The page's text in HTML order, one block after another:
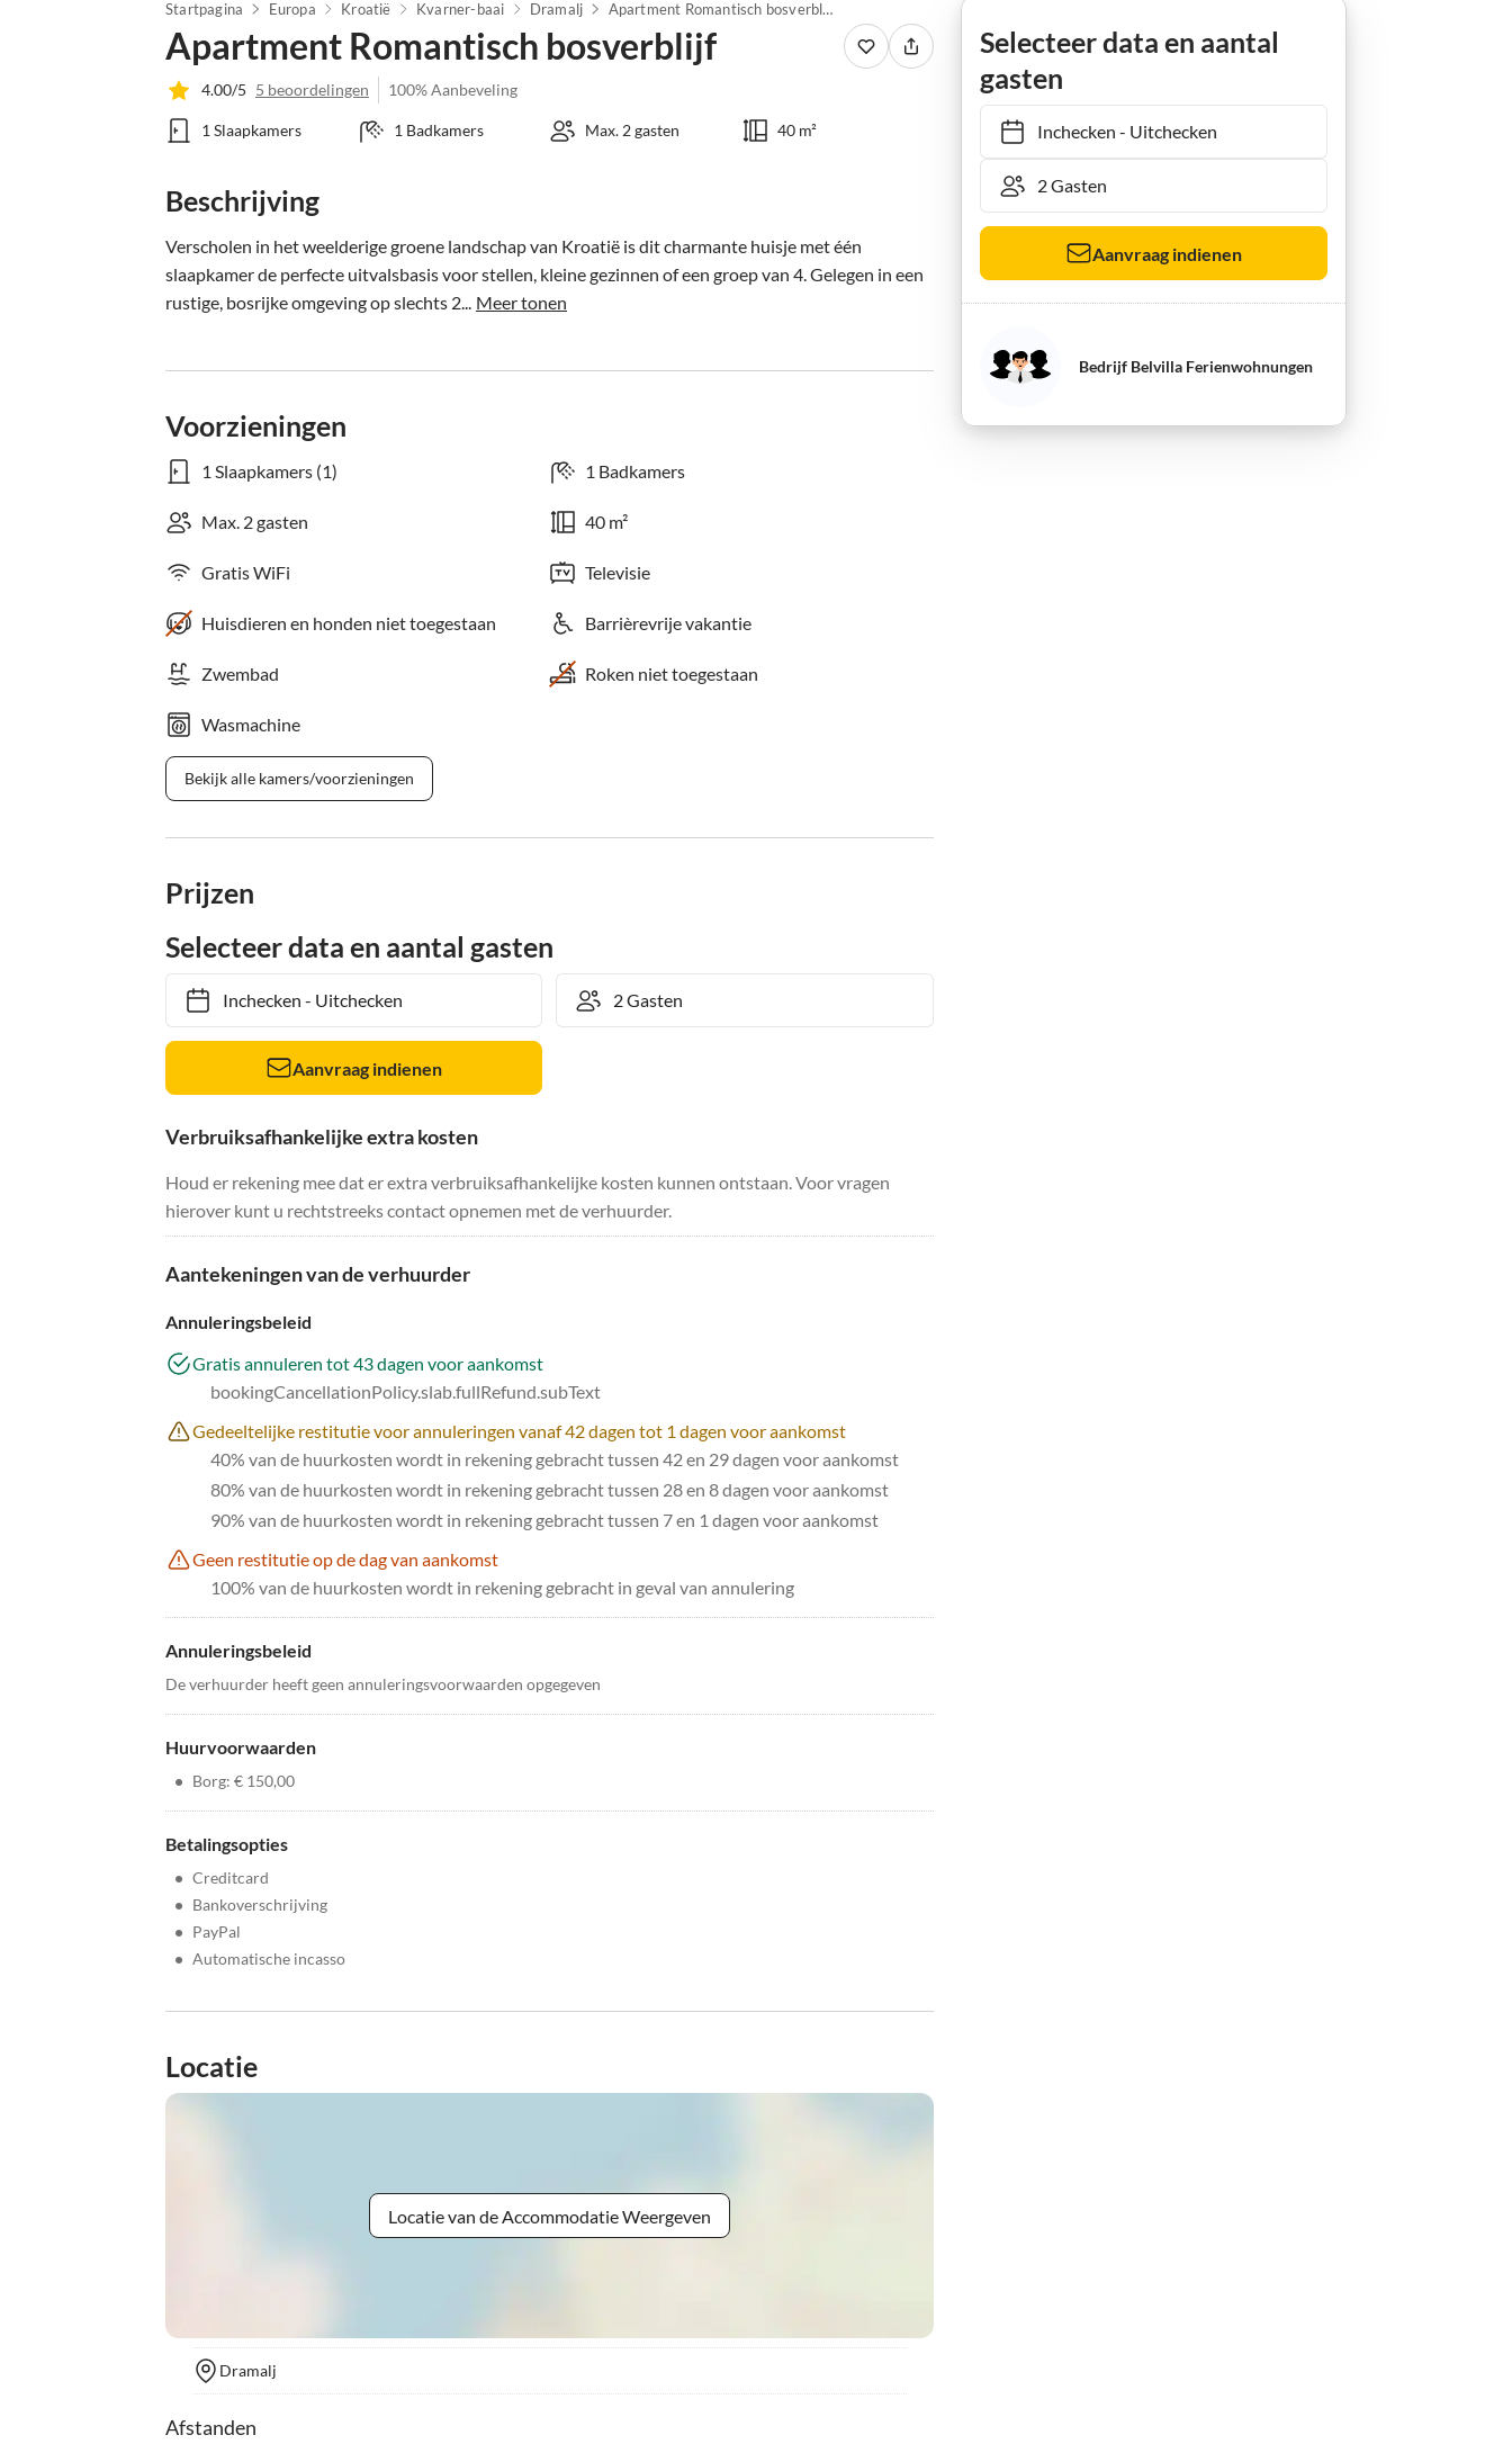
Startpagina Europa Kroatië Kvarner-baai Dramalj Apartment Romantisch bosverblijf
Apartment Romantisch bosverblijf
4.00/5 5 beoordelingen 100% Aanbeveling
1 Slaapkamers 1 Badkamers Max. 2 gasten 40 m²
Beschrijving
Verscholen in het weelderige groene landschap van Kroatië is dit charmante huisje met één
slaapkamer de perfecte uitvalsbasis voor stellen, kleine gezinnen of een groep van 4. Gelegen in een
rustige, bosrijke omgeving op slechts 2... Meer tonen
Voorzieningen
1 Slaapkamers (1) 1 Badkamers
Max. 2 gasten 40 m²
Gratis WiFi Televisie
Huisdieren en honden niet toegestaan Barrièrevrije vakantie
Zwembad Roken niet toegestaan
Wasmachine
Bekijk alle kamers/voorzieningen
Prijzen
Selecteer data en aantal gasten
Inchecken- Uitchecken
Aanvraag indienen
Verbruiksafhankelijke extra kosten
Houd er rekening mee dat er extra verbruiksafhankelijke kosten kunnen ontstaan. Voor vragen
hierover kunt u rechtstreeks contact opnemen met de verhuurder.
Aantekeningen van de verhuurder
Annuleringsbeleid
Gratis annuleren tot 43 dagen voor aankomst
bookingCancellationPolicy.slab.fullRefund.subText
Gedeeltelijke restitutie voor annuleringen vanaf 42 dagen tot 1 dagen voor aankomst
40% van de huurkosten wordt in rekening gebracht tussen 42 en 29 dagen voor aankomst
80% van de huurkosten wordt in rekening gebracht tussen 28 en 8 dagen voor aankomst
90% van de huurkosten wordt in rekening gebracht tussen 7 en 1 dagen voor aankomst
Geen restitutie op de dag van aankomst
100% van de huurkosten wordt in rekening gebracht in geval van annulering
Annuleringsbeleid
De verhuurder heeft geen annuleringsvoorwaarden opgegeven
Huurvoorwaarden
• Borg: € 150,00
Betalingsopties
• Creditcard
• Bankoverschrijving
• PayPal
• Automatische incasso
Locatie
Locatie van de Accommodatie Weergeven
Dramalj
Afstanden
Selecteer data en aantal
gasten
Inchecken- Uitchecken
Aanvraag indienen
Bedrijf Belvilla Ferienwohnungen